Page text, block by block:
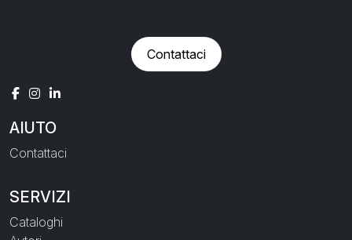
Contattaci
AIUTO
Contattaci
SERVIZI
Cataloghi